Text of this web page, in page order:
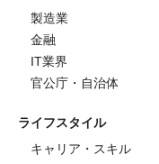
製造業
金融
IT業界
官公庁・自治体
ライフスタイル
キャリア・スキル